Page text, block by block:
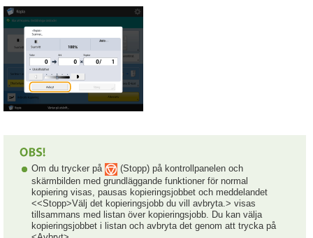
Om du trycker på
(Stopp) på kontrollpanelen och
skärmbilden med grundläggande funktioner för normal
kopiering visas, pausas kopieringsjobbet och meddelandet
<<Stopp>Välj det kopieringsjobb du vill avbryta.> visas
tillsammans med listan över kopieringsjobb. Du kan välja
kopieringsjobbet i listan och avbryta det genom att trycka på